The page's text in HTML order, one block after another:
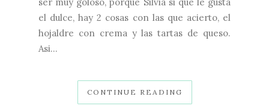
el dulce, hay 2 cosas con las que acierto, el
hojaldre con crema y las tartas de queso.
Asi...
CONTINUE READING